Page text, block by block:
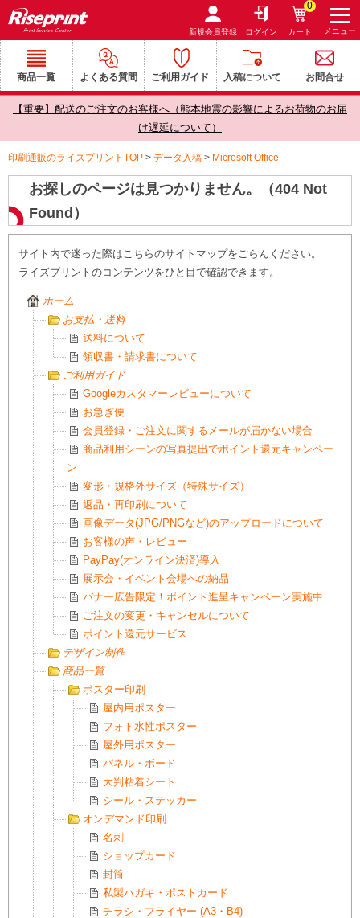
新規会員登録 ログイン カート
0
メニュー
商品一覧 よくある質問 ご利用ガイド 入稿について お問合せ
【重要】配送のご注文のお客様へ（熊本地震の影響によるお荷物のお届
け遅延について）
印刷通販のライズプリントTOP > データ入稿 > Microsoft Office
お探しのページは見つかりません。（404 Not
Found）
サイト内で迷った際はこちらのサイトマップをごらんください。
ライズプリントのコンテンツをひと目で確認できます。
ホーム
お支払・送料
送料について
領収書・請求書について
ご利用ガイド
Googleカスタマーレビューについて
お急ぎ便
会員登録・ご注文に関するメールが届かない場合
商品利用シーンの写真提出でポイント還元キャンペー
ン
変形・規格外サイズ（特殊サイズ）
返品・再印刷について
画像データ(JPG/PNGなど)のアップロードについて
お客様の声・レビュー
PayPay(オンライン決済)導入
展示会・イベント会場への納品
バナー広告限定！ポイント進呈キャンペーン実施中
ご注文の変更・キャンセルについて
ポイント還元サービス
デザイン制作
商品一覧
ポスター印刷
屋内用ポスター
フォト水性ポスター
屋外用ポスター
パネル・ボード
大判粘着シート
シール・ステッカー
オンデマンド印刷
名刺
ショップカード
封筒
私製ハガキ・ポストカード
チラシ・フライヤー (A3・B4)